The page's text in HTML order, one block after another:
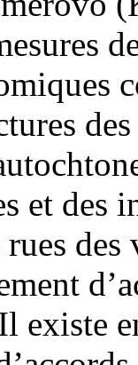
et des
rues
existe